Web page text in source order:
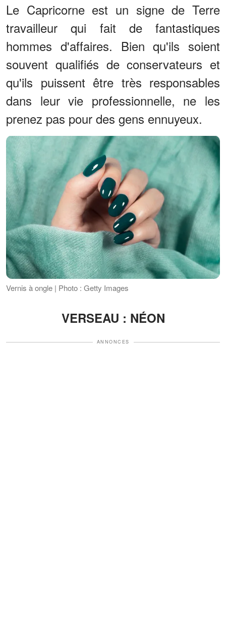
Le Capricorne est un signe de Terre
travailleur qui fait de fantastiques
hommes d'affaires. Bien qu'ils soient
souvent qualifiés de conservateurs et
qu'ils puissent être très responsables
dans leur vie professionnelle, ne les
prenez pas pour des gens ennuyeux.
Vernis à ongle | Photo : Getty Images
VERSEAU : NÉON
ANNONCES